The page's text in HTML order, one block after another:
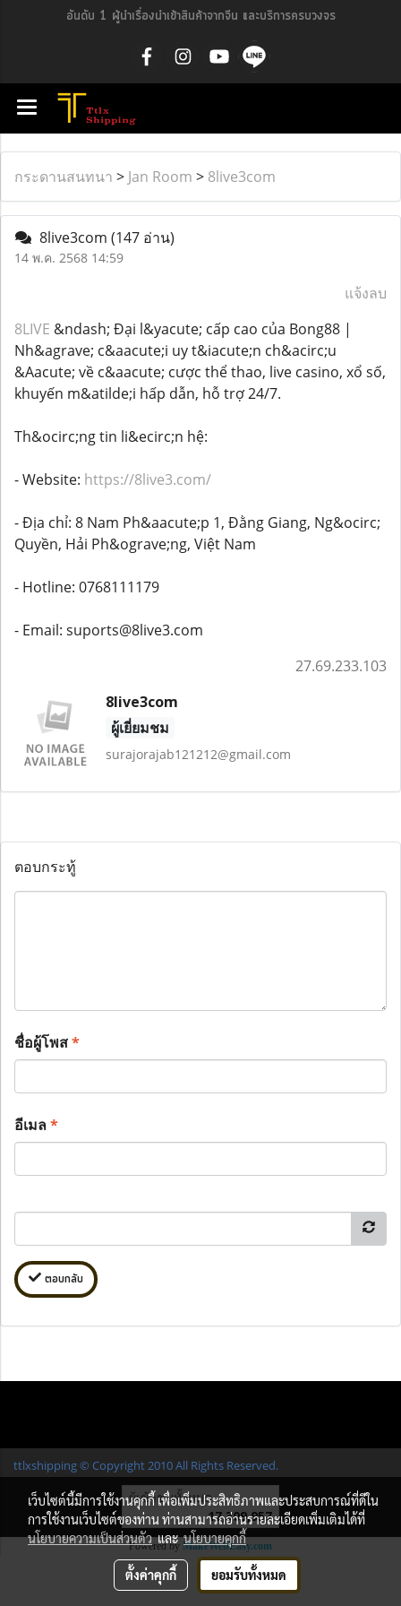
อันดับ 1 ผู้นำเรื่องนำเข้าสินค้าจากจีน และบริการครบวงจร
กระดานสนทนา > Jan Room > 8live3com
8live3com (147 อ่าน)
14 พ.ค. 2568 14:59
แจ้งลบ
8LIVE &ndash; Đại l&yacute; cấp cao của Bong88 |
Nh&agrave; c&aacute;i uy t&iacute;n ch&acirc;u
&Aacute; về c&aacute; cược thể thao, live casino, xổ số,
khuyến m&atilde;i hấp dẫn, hỗ trợ 24/7.
Th&ocirc;ng tin li&ecirc;n hệ:
- Website: https://8live3.com/
- Địa chỉ: 8 Nam Ph&aacute;p 1, Đằng Giang, Ng&ocirc;
Quyền, Hải Ph&ograve;ng, Việt Nam
- Hotline: 0768111179
- Email: suports@8live3.com
27.69.233.103
8live3com
ผู้เยี่ยมชม
surajorajab121212@gmail.com
ตอบกระทู้
ชื่อผู้โพส*
อีเมล*
ตอบกลับ
ttlxshipping © Copyright 2010 All Rights Reserved.
ผู้เข้าชมทั้งหมด
17,309,957
Powered by MakeWebEasy.com
เว็บไซต์นี้มีการใช้งานคุกกี้ เพื่อเพิ่มประสิทธิภาพและประสบการณ์ที่ดีใน
การใช้งานเว็บไซต์ของท่าน ท่านสามารถอ่านรายละเอียดเพิ่มเติมได้ที่
นโยบายความเป็นส่วนตัวและนโยบายคุกกี้
ตั้งค่าคุกกี้ ยอมรับทั้งหมด